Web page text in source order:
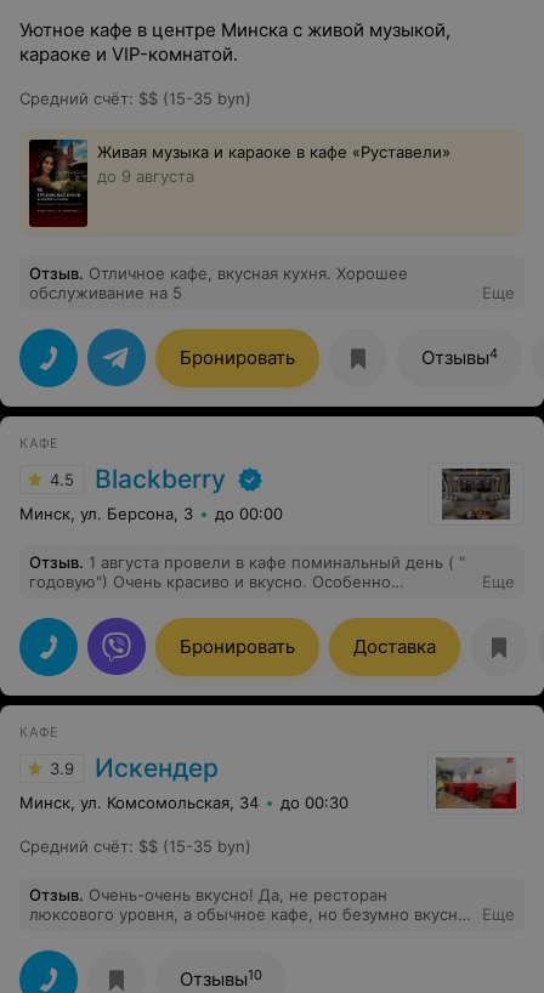
Уютное кафе в центре Минска с живой музыкой,
караоке и VIP-комнатой.
Средний счёт: $$ (15-35 byn)
Живая музыка и караоке в кафе «Руставели»
до 9 августа
Отзыв. Отличное кафе, вкусная кухня. Хорошее
обслуживание на 5
Еще
Бронировать Отзывы4
КАФЕ
4.5 Blackberry
Минск, ул. Берсона, 3 до 00:00
Отзыв. 1 августа провели в кафе поминальный день ( "
годовую") Очень красиво и вкусно. Особенно
теплое общение и корректный подход
Еще
Бронировать Доставка
КАФЕ
3.9 Искендер
Минск, ул. Комсомольская, 34 до 00:30
Средний счёт: $$ (15-35 byn)
Отзыв. Очень-очень вкусно! Да, не ресторан
люксового уровня, а обычное кафе, но безумно вкусно,
обслуживание! Рекомендую
Еще
Отзывы10